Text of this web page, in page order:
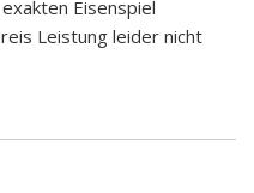
Eisenspiel
Leistung leider nicht